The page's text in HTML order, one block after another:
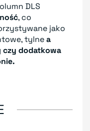
DLS
, co
jako
tylnea
czy dodatkowa
.